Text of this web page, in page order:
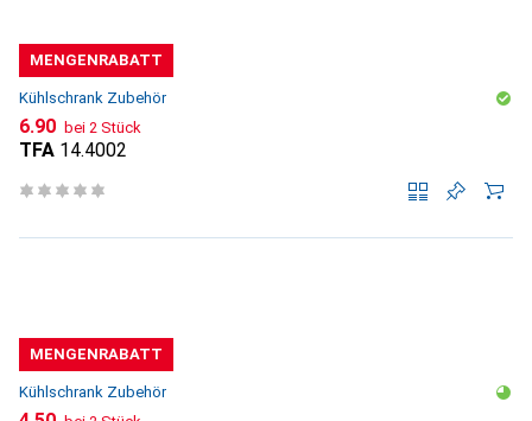
MENGENRABATT
Kühlschrank Zubehör
CHF
6.90 bei 2 Stück
TFA 14.4002
MENGENRABATT
Kühlschrank Zubehör